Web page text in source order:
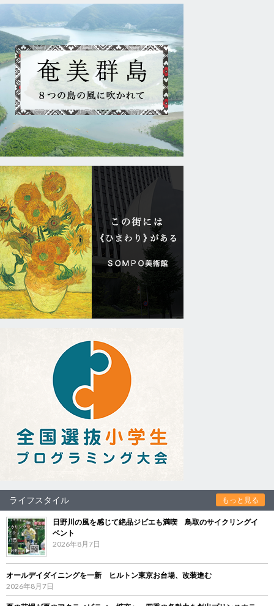
ライフスタイル もっと見る
日野川の風を感じて絶品ジビエも満喫 鳥取のサイクリングイ
ベント
2026年8月7日
オールデイダイニングを一新 ヒルトン東京お台場、改装進む
2026年8月7日